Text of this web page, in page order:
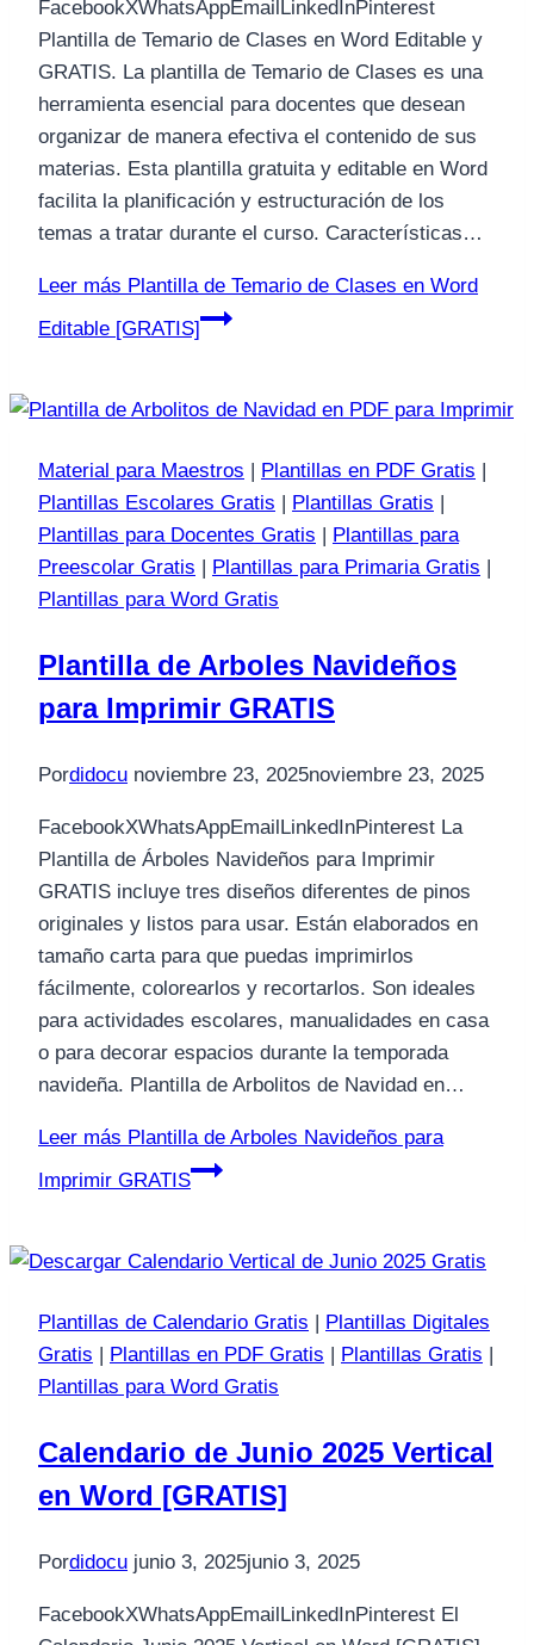
FacebookXWhatsAppEmailLinkedInPinterest
Plantilla de Temario de Clases en Word Editable y
GRATIS. La plantilla de Temario de Clases es una
herramienta esencial para docentes que desean
organizar de manera efectiva el contenido de sus
materias. Esta plantilla gratuita y editable en Word
facilita la planificación y estructuración de los
temas a tratar durante el curso. Características…
Leer más Plantilla de Temario de Clases en Word
Editable [GRATIS]
Material para Maestros | Plantillas en PDF Gratis |
Plantillas Escolares Gratis | Plantillas Gratis |
Plantillas para Docentes Gratis | Plantillas para
Preescolar Gratis | Plantillas para Primaria Gratis |
Plantillas para Word Gratis
Plantilla de Arboles Navideños
para Imprimir GRATIS
Pordidocu noviembre 23, 2025noviembre 23, 2025
FacebookXWhatsAppEmailLinkedInPinterest La
Plantilla de Árboles Navideños para Imprimir
GRATIS incluye tres diseños diferentes de pinos
originales y listos para usar. Están elaborados en
tamaño carta para que puedas imprimirlos
fácilmente, colorearlos y recortarlos. Son ideales
para actividades escolares, manualidades en casa
o para decorar espacios durante la temporada
navideña. Plantilla de Arbolitos de Navidad en…
Leer más Plantilla de Arboles Navideños para
Imprimir GRATIS
Plantillas de Calendario Gratis | Plantillas Digitales
Gratis | Plantillas en PDF Gratis | Plantillas Gratis |
Plantillas para Word Gratis
Calendario de Junio 2025 Vertical
en Word [GRATIS]
Pordidocu junio 3, 2025junio 3, 2025
FacebookXWhatsAppEmailLinkedInPinterest El